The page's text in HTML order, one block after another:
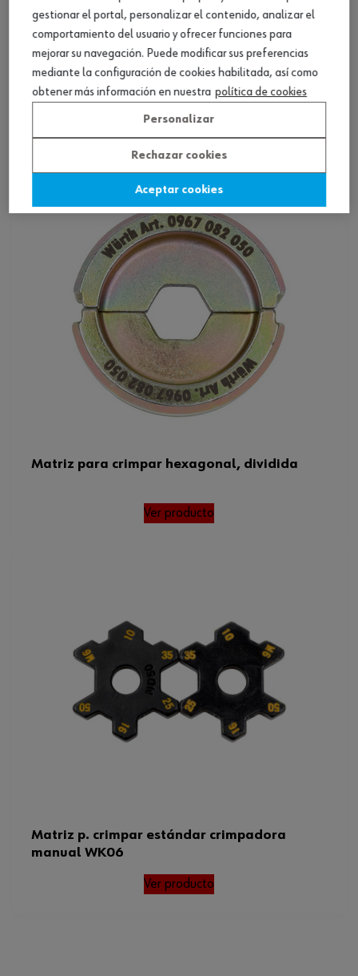
Matriz para crimpar para crimpadora
Ver producto
Matriz para crimpar hexagonal, dividida
Ver producto
Matriz p. crimpar estándar crimpadora
manual WK06
Ver producto
gestionar el portal, personalizar el contenido, analizar el
comportamiento del usuario y ofrecer funciones para
mejorar su navegación. Puede modificar sus preferencias
mediante la configuración de cookies habilitada, así como
obtener más información en nuestra política de cookies
Personalizar
Rechazar cookies
Aceptar cookies